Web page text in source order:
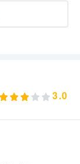
3.0